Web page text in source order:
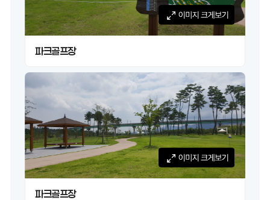
파크골프장
파크골프장